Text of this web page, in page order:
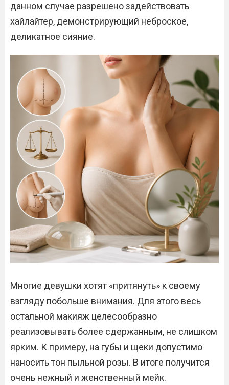
данном случае разрешено задействовать
хайлайтер, демонстрирующий неброское,
деликатное сияние.
Многие девушки хотят «притянуть» к своему
взгляду побольше внимания. Для этого весь
остальной макияж целесообразно
реализовывать более сдержанным, не слишком
ярким. К примеру, на губы и щеки допустимо
наносить тон пыльной розы. В итоге получится
очень нежный и женственный мейк.